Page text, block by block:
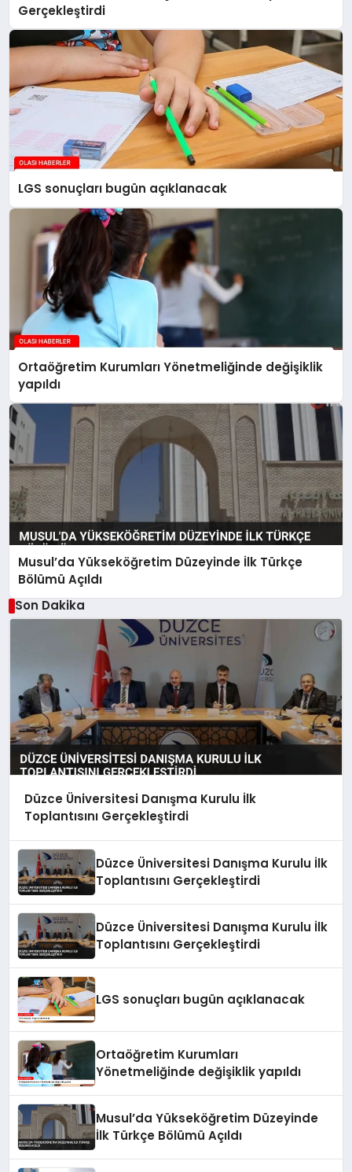
Gerçekleştirdi
LGS sonuçları bugün açıklanacak
Ortaöğretim Kurumları Yönetmeliğinde değişiklik
yapıldı
Musul’da Yükseköğretim Düzeyinde İlk Türkçe
Bölümü Açıldı
Son Dakika
Düzce Üniversitesi Danışma Kurulu İlk
Toplantısını Gerçekleştirdi
Düzce Üniversitesi Danışma Kurulu İlk
Toplantısını Gerçekleştirdi
Düzce Üniversitesi Danışma Kurulu İlk
Toplantısını Gerçekleştirdi
LGS sonuçları bugün açıklanacak
Ortaöğretim Kurumları
Yönetmeliğinde değişiklik yapıldı
Musul’da Yükseköğretim Düzeyinde
İlk Türkçe Bölümü Açıldı